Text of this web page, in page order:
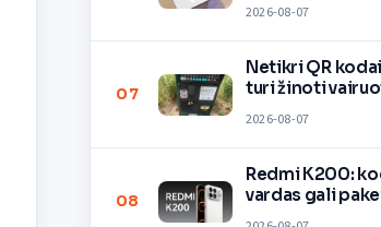
2026-08-07
07
Netikri QR
turi žinoti
2026-08-07
08
Redmi K200:
vardas gali